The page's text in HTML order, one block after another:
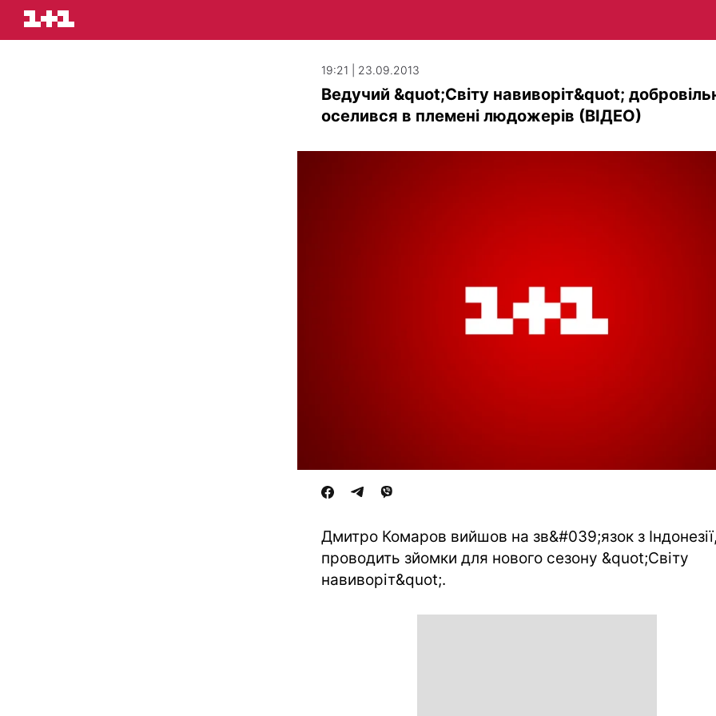
19:21 | 23.09.2013
Ведучий &quot;Світу навиворіт&quot;
оселився в племені людожерів (ВІДЕО)
Дмитро Комаров вийшов на зв&#039;язок з
проводить зйомки для нового сезону &quot;Світу
навиворіт&quot;.